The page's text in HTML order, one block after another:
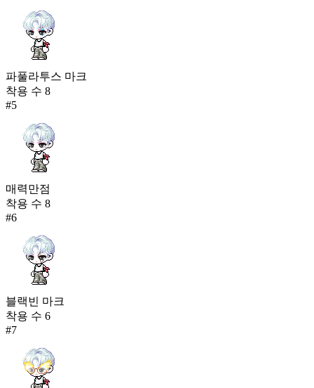
파풀라투스 마크
착용 수 8
#5
매력만점
착용 수 8
#6
블랙빈 마크
착용 수 6
#7